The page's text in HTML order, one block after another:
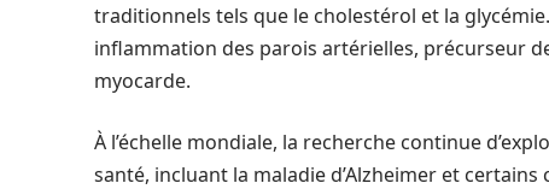
traditionnels tels que le cholestérol et la
inflammation des parois artérielles, précurseur
myocarde.
À l’échelle mondiale, la recherche continue
santé, incluant la maladie d’Alzheimer et